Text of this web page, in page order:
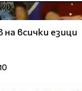
всички езици